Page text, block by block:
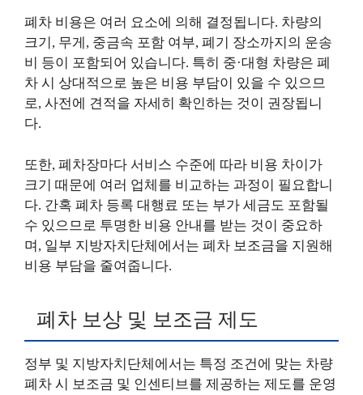
폐차 비용은 여러 요소에 의해 결정됩니다. 차량의
크기, 무게, 중금속 포함 여부, 폐기 장소까지의 운송
비 등이 포함되어 있습니다. 특히 중·대형 차량은 폐
차 시 상대적으로 높은 비용 부담이 있을 수 있으므
로, 사전에 견적을 자세히 확인하는 것이 권장됩니
다.
또한, 폐차장마다 서비스 수준에 따라 비용 차이가
크기 때문에 여러 업체를 비교하는 과정이 필요합니
다. 간혹 폐차 등록 대행료 또는 부가 세금도 포함될
수 있으므로 투명한 비용 안내를 받는 것이 중요하
며, 일부 지방자치단체에서는 폐차 보조금을 지원해
비용 부담을 줄여줍니다.
폐차 보상 및 보조금 제도
정부 및 지방자치단체에서는 특정 조건에 맞는 차량
폐차 시 보조금 및 인센티브를 제공하는 제도를 운영